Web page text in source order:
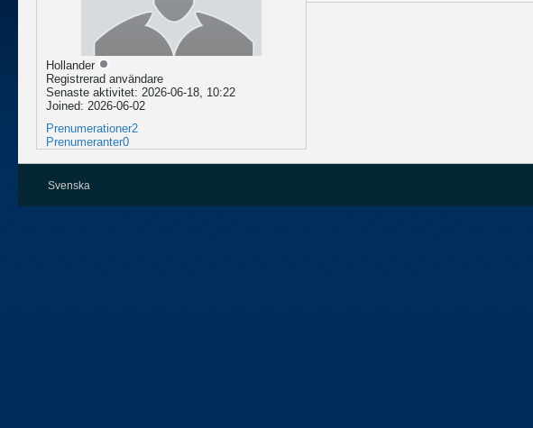
Hollander
Registrerad användare
Senaste aktivitet: 2026-06-18, 10:22
Joined: 2026-06-02
Prenumerationer2
Prenumeranter0
Svenska